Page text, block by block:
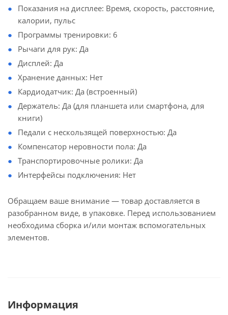
Показания на дисплее: Время, скорость, расстояние,
калории, пульс
Программы тренировки: 6
Рычаги для рук: Да
Дисплей: Да
Хранение данных: Нет
Кардиодатчик: Да (встроенный)
Держатель: Да (для планшета или смартфона, для
книги)
Педали с нескользящей поверхностью: Да
Компенсатор неровности пола: Да
Транспортировочные ролики: Да
Интерфейсы подключения: Нет
Обращаем ваше внимание — товар доставляется в
разобранном виде, в упаковке. Перед использованием
необходима сборка и/или монтаж вспомогательных
элементов.
Информация